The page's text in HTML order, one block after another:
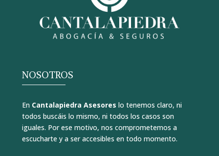
NOSOTROS
En Cantalapiedra Asesores lo tenemos claro, ni
todos buscáis lo mismo, ni todos los casos son
iguales. Por ese motivo, nos comprometemos a
escucharte y a ser accesibles en todo momento.